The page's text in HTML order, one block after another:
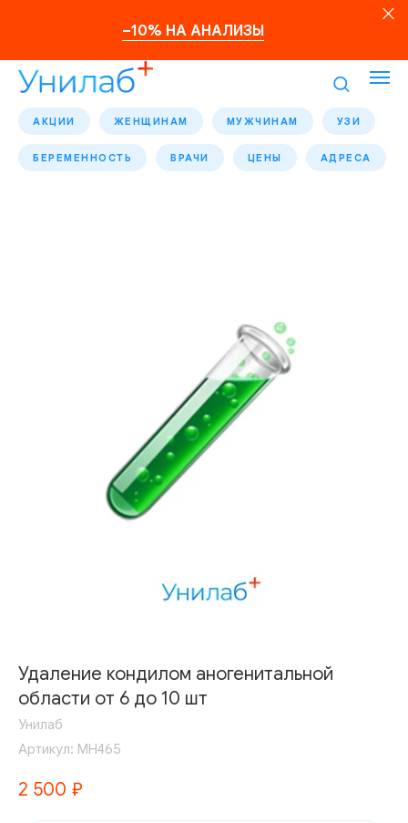
–10% НА АНАЛИЗЫ
АКЦИИ ЖЕНЩИНАМ МУЖЧИНАМ УЗИ
БЕРЕМЕННОСТЬ ВРАЧИ ЦЕНЫ АДРЕСА
Удаление кондилом аногенитальной
области от 6 до 10 шт
Унилаб
Артикул: МН465
2 500 ₽